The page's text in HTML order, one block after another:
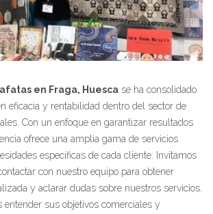
en Fraga, Huesca se ha consolidado
eficacia y rentabilidad dentro del sector de
Con un enfoque en garantizar resultados
ofrece una amplia gama de servicios
específicas de cada cliente. Invitamos
con nuestro equipo para obtener
y aclarar dudas sobre nuestros servicios.
entender sus objetivos comerciales y